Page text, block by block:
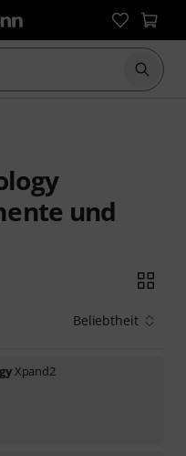
Suche
und
Beliebtheit
Xpand2